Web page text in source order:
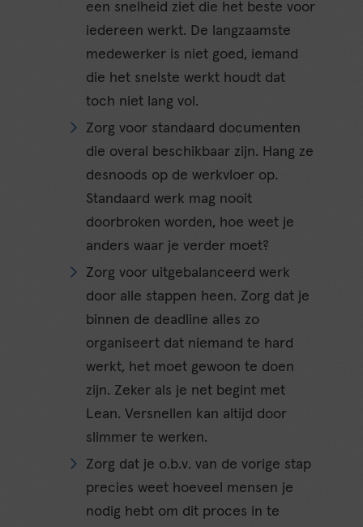
een snelheid ziet die het beste voor
iedereen werkt. De langzaamste
medewerker is niet goed, iemand
die het snelste werkt houdt dat
toch niet lang vol.
Zorg voor standaard documenten
die overal beschikbaar zijn. Hang ze
desnoods op de werkvloer op.
Standaard werk mag nooit
doorbroken worden, hoe weet je
anders waar je verder moet?
Zorg voor uitgebalanceerd werk
door alle stappen heen. Zorg dat je
binnen de deadline alles zo
organiseert dat niemand te hard
werkt, het moet gewoon te doen
zijn. Zeker als je net begint met
Lean. Versnellen kan altijd door
slimmer te werken.
Zorg dat je o.b.v. van de vorige stap
precies weet hoeveel mensen je
nodig hebt om dit proces in te